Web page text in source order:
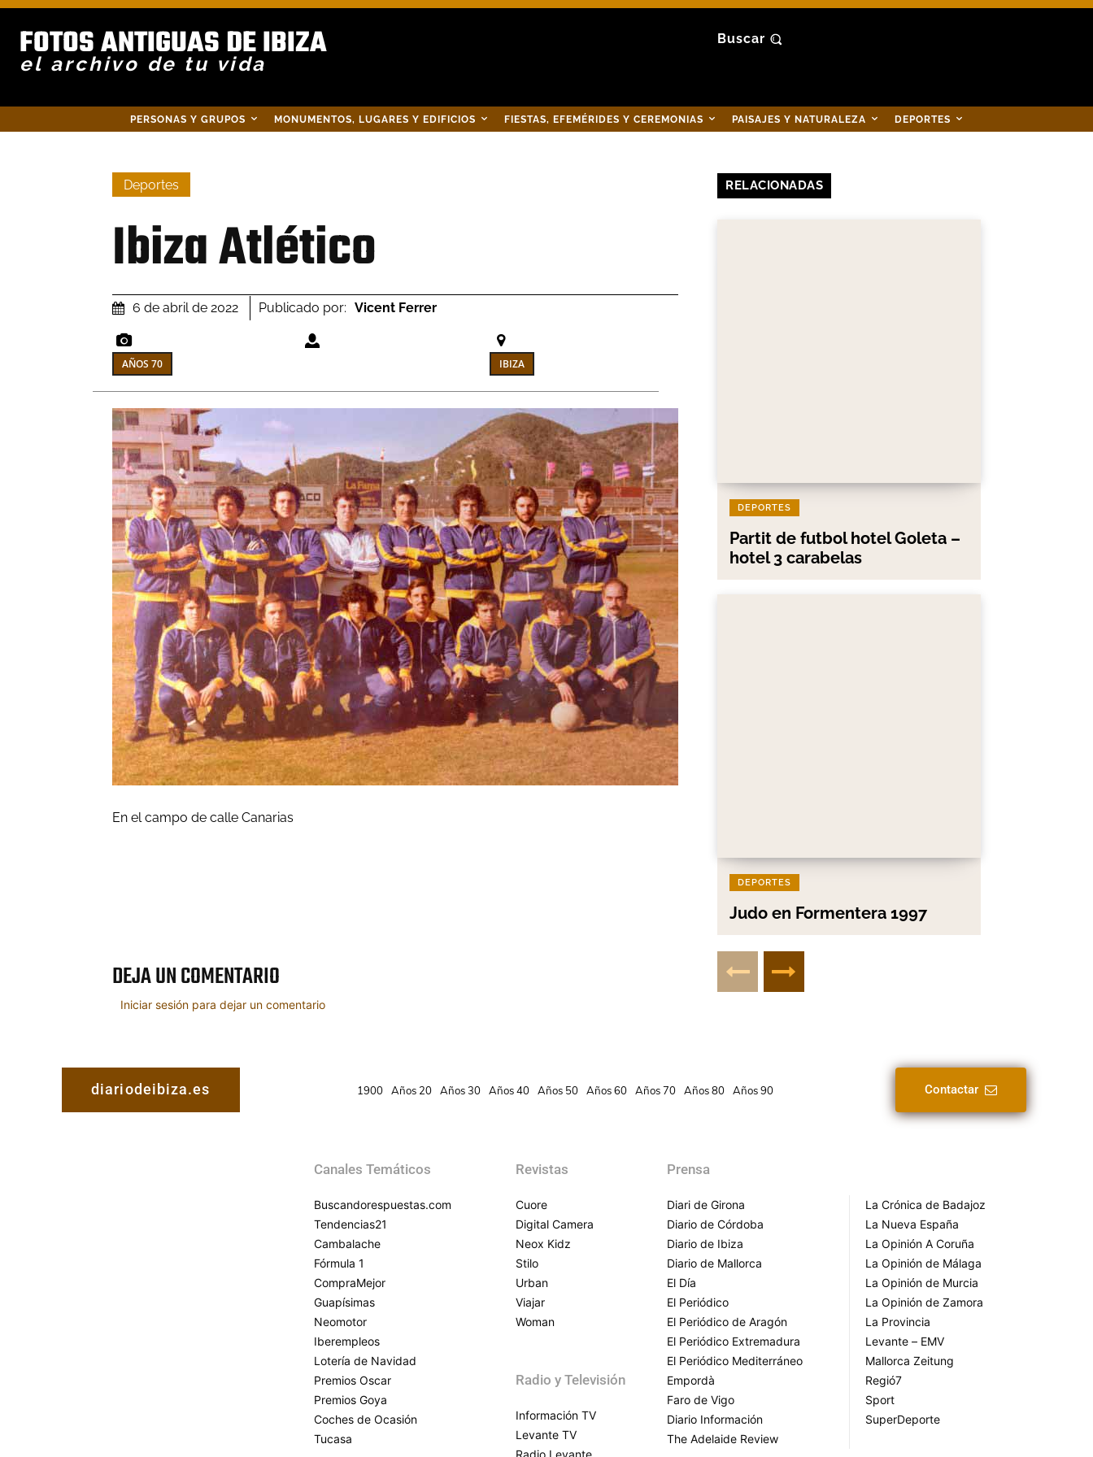
FOTOS ANTIGUAS DE IBIZA
el archivo de tu vida
Buscar
PERSONAS Y GRUPOS MONUMENTOS, LUGARES Y EDIFICIOS FIESTAS, EFEMÉRIDES Y CEREMONIAS PAISAJES Y NATURALEZA DEPORTES
Deportes
Ibiza Atlético
6 de abril de 2022 Publicado por: Vicent Ferrer
AÑOS 70 IBIZA
En el campo de calle Canarias
DEJA UN COMENTARIO
Iniciar sesión para dejar un comentario
RELACIONADAS
DEPORTES
Partit de futbol hotel Goleta –
hotel 3 carabelas
DEPORTES
Judo en Formentera 1997
diariodeibiza.es 1900 Años 20 Años 30 Años 40 Años 50 Años 60 Años 70 Años 80 Años 90 Contactar
Canales Temáticos
Buscandorespuestas.com
Tendencias21
Cambalache
Fórmula 1
CompraMejor
Guapísimas
Neomotor
Iberempleos
Lotería de Navidad
Premios Oscar
Premios Goya
Coches de Ocasión
Tucasa
Revistas
Cuore
Digital Camera
Neox Kidz
Stilo
Urban
Viajar
Woman
Radio y Televisión
Información TV
Levante TV
Prensa
Diari de Girona
Diario de Córdoba
Diario de Ibiza
Diario de Mallorca
El Día
El Periódico
El Periódico de Aragón
El Periódico Extremadura
El Periódico Mediterráneo
Empordà
Faro de Vigo
Diario Información
The Adelaide Review
La Crónica de Badajoz
La Nueva España
La Opinión A Coruña
La Opinión de Málaga
La Opinión de Murcia
La Opinión de Zamora
La Provincia
Levante – EMV
Mallorca Zeitung
Regió7
Sport
SuperDeporte